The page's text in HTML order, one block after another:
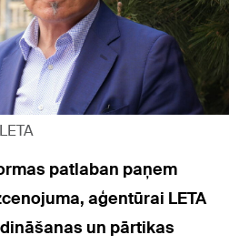
patlaban paņem
aģentūrai LETA
un pārtikas